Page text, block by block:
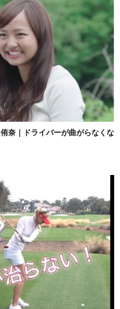
侑奈｜ドライバーが曲がらなくな